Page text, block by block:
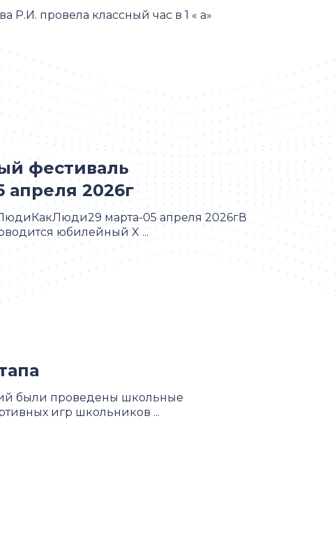
Р.И. провела классный час в 1 « а»
марта-05 апреля 2026гВ
юбилейный X ...
фестиваль
2026г
были проведены школьные
игр школьников ...